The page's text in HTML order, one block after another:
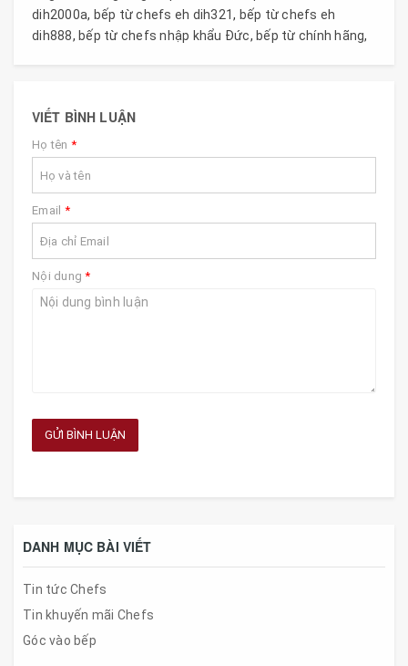
dih2000a, bếp từ chefs eh dih321, bếp từ chefs eh
dih888, bếp từ chefs nhập khẩu Đức, bếp từ chính hãng,
VIẾT BÌNH LUẬN
Họ tên *
Email *
Nội dung*
GỬI BÌNH LUẬN
DANH MỤC BÀI VIẾT
Tin tức Chefs
Tin khuyến mãi Chefs
Góc vào bếp